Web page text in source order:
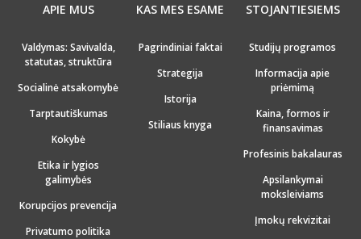
APIE MUS
Valdymas: Savivalda,
statutas, struktūra
Socialinė atsakomybė
Tarptautiškumas
Kokybė
Etika ir lygios
galimybės
Korupcijos prevencija
Privatumo politika
KAS MES ESAME
Pagrindiniai faktai
Strategija
Istorija
Stiliaus knyga
STOJANTIESIEMS
Studijų programos
Informacija apie
priėmimą
Kaina, formos ir
finansavimas
Profesinis bakalauras
Apsilankymai
moksleiviams
Įmokų rekvizitai